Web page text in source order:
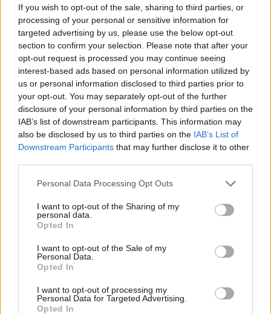
If you wish to opt-out of the sale, sharing to third parties, or
processing of your personal or sensitive information for
targeted advertising by us, please use the below opt-out
section to confirm your selection. Please note that after your
opt-out request is processed you may continue seeing
interest-based ads based on personal information utilized by
us or personal information disclosed to third parties prior to
your opt-out. You may separately opt-out of the further
disclosure of your personal information by third parties on the
IAB’s list of downstream participants. This information may
also be disclosed by us to third parties on the IAB’s List of
Downstream Participants that may further disclose it to other
Personal Data Processing Opt Outs
I want to opt-out of the Sharing of my
personal data.
Opted In
I want to opt-out of the Sale of my
Personal Data.
Opted In
I want to opt-out of processing my
Personal Data for Targeted Advertising.
Opted In
30-årsjubilaren tog hem mässans bästa öl
“Stark lokal förankring och lojalitet till
bryggerier”
En djupdykning i konsten att välja ölglas